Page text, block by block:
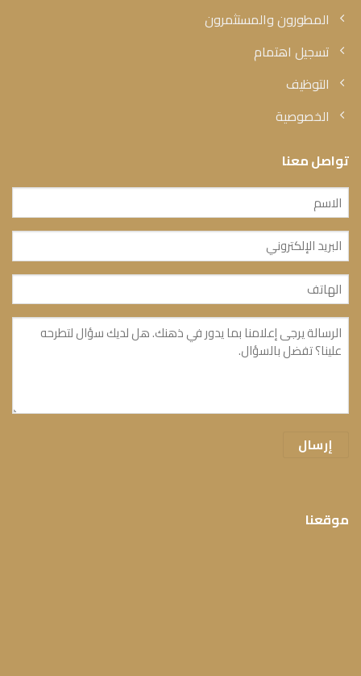
المطورون والمستثمرون
تسجيل اهتمام
التوظيف
الخصوصية
تواصل معنا
الاسم
(مطلوب)
البريد
الإلكتروني
(مطلوب)
الهاتف
(مطلوب)
الرسالة
(مطلوب)
موقعنا